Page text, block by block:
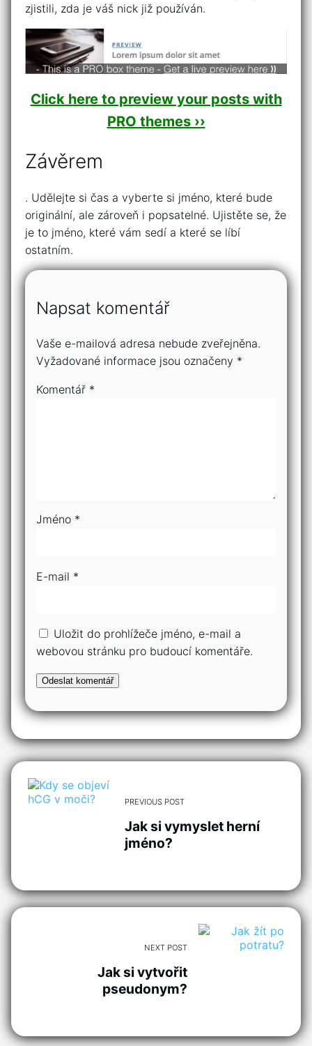
zjistili, zda je váš nick již používán.
Click here to preview your posts with
PRO themes ››
Závěrem
. Udělejte si čas a vyberte si jméno, které bude
originální, ale zároveň i popsatelné. Ujistěte se, že
je to jméno, které vám sedí a které se líbí
ostatním.
Napsat komentář
Vaše e-mailová adresa nebude zveřejněna.
Vyžadované informace jsou označeny *
Komentář *
Jméno *
E-mail *
Uložit do prohlížeče jméno, e-mail a
webovou stránku pro budoucí komentáře.
PREVIOUS POST
Jak si vymyslet herní
jméno?
NEXT POST
Jak si vytvořit
pseudonym?